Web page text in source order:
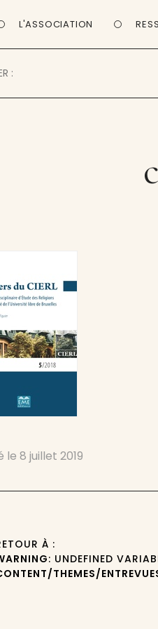
L'ASSOCIATION
le8 juillet 2019
À :
: UNDEFINED
THEMES/